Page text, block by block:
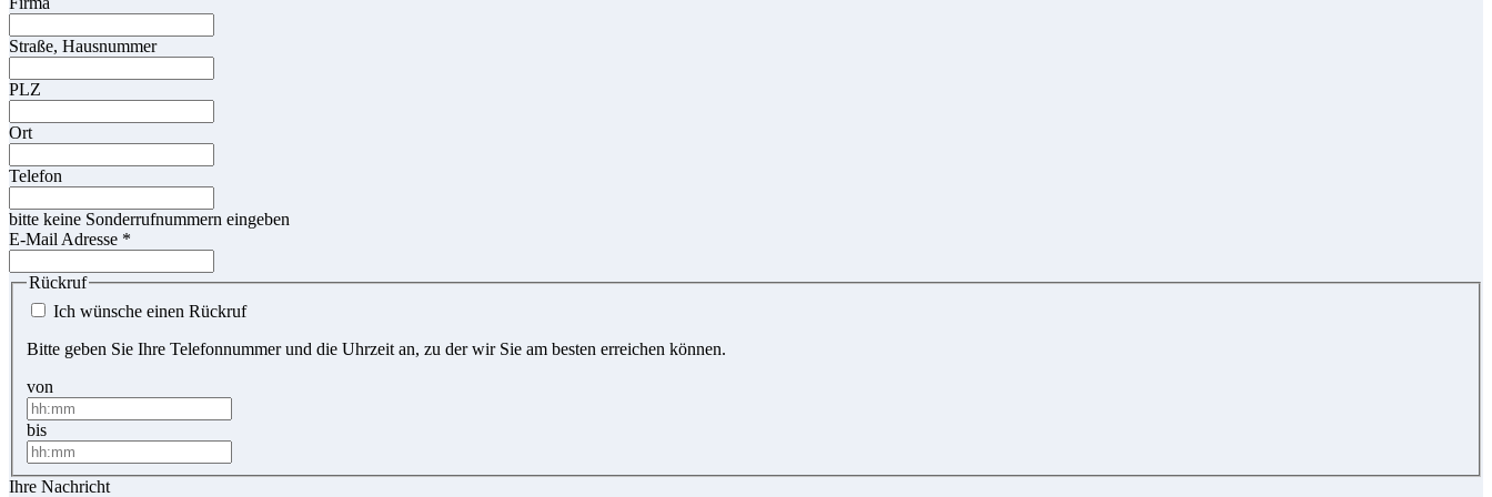
Straße, Hausnummer
PLZ
Ort
Telefon
bitte keine Sonderrufnummern eingeben
E-Mail Adresse *
Rückruf
Ich wünsche einen Rückruf
Bitte geben Sie Ihre Telefonnummer und die Uhrzeit an, zu der wir Sie am besten erreichen können.
von
bis
Ihre Nachricht